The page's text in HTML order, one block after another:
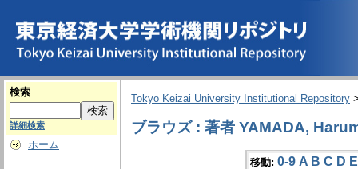
検索
詳細検索
ホーム
Tokyo Keizai University Institutional Repository
ブラウズ : 著者 YAMADA,
移動: 0-9 A B C D E